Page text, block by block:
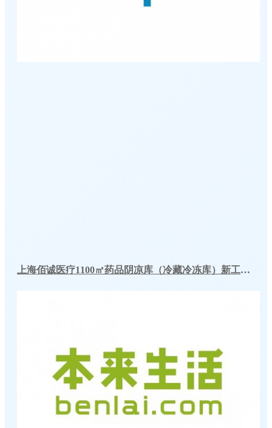
上海佰诚医疗1100㎡药品阴凉库（冷藏冷冻库）新工程案例